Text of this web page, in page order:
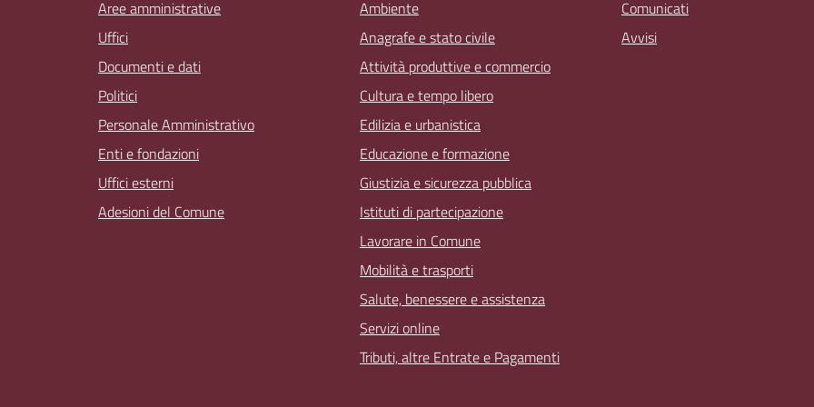
Aree amministrative
Uffici
Documenti e dati
Politici
Personale Amministrativo
Enti e fondazioni
Uffici esterni
Adesioni del Comune
Ambiente
Anagrafe e stato civile
Attività produttive e commercio
Cultura e tempo libero
Edilizia e urbanistica
Educazione e formazione
Giustizia e sicurezza pubblica
Istituti di partecipazione
Lavorare in Comune
Mobilità e trasporti
Salute, benessere e assistenza
Servizi online
Tributi, altre Entrate e Pagamenti
Comunicati
Avvisi